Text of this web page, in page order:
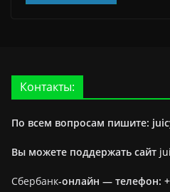
Контакты:
По всем вопросам пишите:
Вы можете поддержать сайт
Сбербанк-онлайн — телефон: